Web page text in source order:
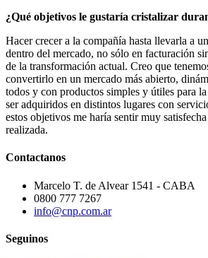
¿Qué objetivos le gustaría cristalizar
Hacer crecer a la compañía hasta llevarla a
dentro del mercado, no sólo en facturación
de la transformación actual. Creo que
convertirlo en un mercado más abierto,
todos y con productos simples y útiles para
ser adquiridos en distintos lugares con
estos objetivos me haría sentir muy
realizada.
Contactanos
Marcelo T. de Alvear 1541 - CABA
0800 777 7267
info@cnp.com.ar
Seguinos